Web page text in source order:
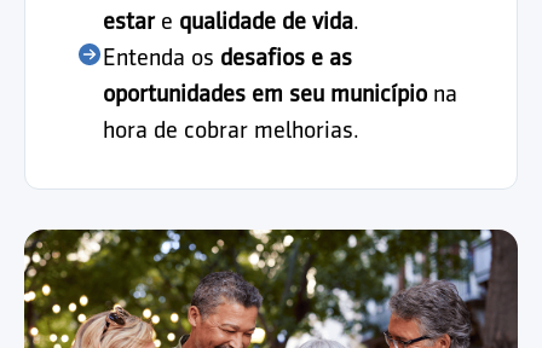
estare qualidade de vida.
Entenda os desafios e as
oportunidades em seu município na
hora de cobrar melhorias.